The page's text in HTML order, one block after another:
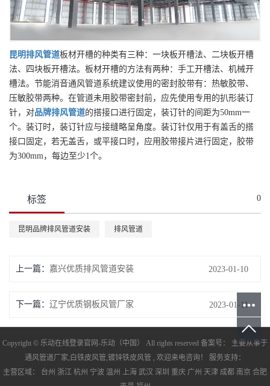
昆明排风管道板材开槽的种类有三种：一块板开槽法、二块板开槽
法、四块板开槽法。板材开槽的方法有两种：手工开槽法、机械开
槽法。节能消音通风管道系统建议使用的密封胶带有：热敏胶带、
压敏胶带两种。在管道未用胶带密封前，应先使用专用的扒形装订
针，对品牌排风管道的搭接口进行固定，装订针的间距为50mm一
个。装订时，装订针应与接缝略呈角度。装订针仅用于有盖舌的搭
接口固定，若无盖舌，或平接口时，应用胶带接片进行固定，胶带
为300mm，每边至少1个。
标签 0
昆明品牌排风管道安装 排风管道
上一篇： 嘉兴优质排风管道安装 2023-01-10
下一篇： 辽宁优质钢板风管厂家 2023-01-11
Copyright © 乐动在线登录官网-乐动（中国） All rights reserved 备案号： 主要从事于
通风管道厂家,白铁皮风管,镀锌铁皮风管 , 欢迎来电咨询！ 服务支持：
主营区域： 台州 浙江 杭州 宁波 温州 上海 武汉 深圳 重庆 广州 天津 成都 南京 合肥